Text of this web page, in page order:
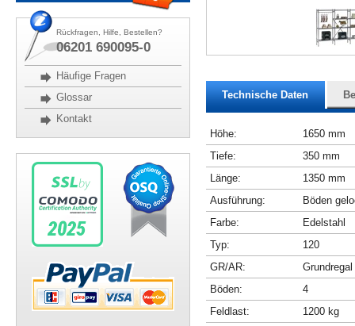
Rückfragen, Hilfe, Bestellen?
06201 690095-0
Häufige Fragen
Glossar
Kontakt
Technische Daten
Höhe:
1650 mm
Tiefe:
350 mm
Länge:
1350 mm
Ausführung:
Böden
Farbe:
Edelstahl
Typ:
120
GR/AR:
Grundregal
Böden:
4
Feldlast:
1200 kg